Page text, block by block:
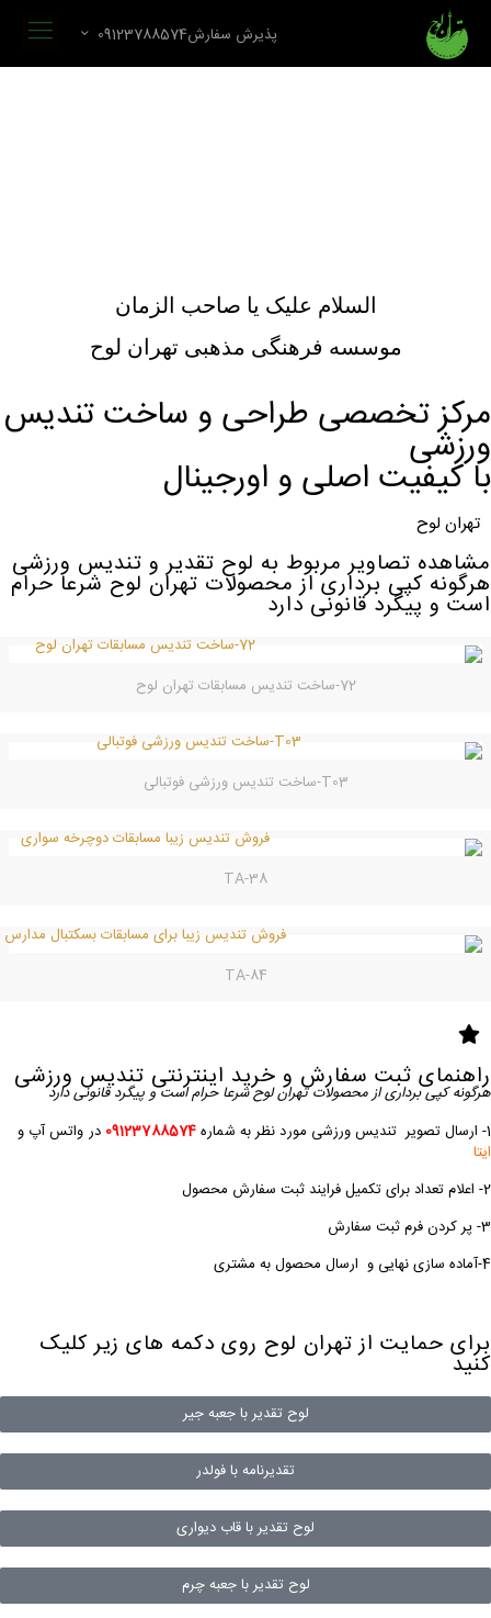
پذیرش سفارش09123788574
السلام علیک یا صاحب الزمان
موسسه فرهنگی مذهبی تهران لوح
مرکز تخصصی طراحی و ساخت تندیس
ورزشی
با کیفیت اصلی و اورجینال
تهران لوح
مشاهده تصاویر مربوط به لوح تقدیر و تندیس ورزشی
هرگونه کپی برداری از محصولات تهران لوح شرعا حرام
است و پیگرد قانونی دارد
72-ساخت تندیس مسابقات تهران لوح
T03-ساخت تندیس ورزشی فوتبالی
TA-38
TA-84
راهنمای ثبت سفارش و خرید اینترنتی تندیس ورزشی
هرگونه کپی برداری از محصولات تهران لوح شرعا حرام است و پیگرد قانونی دارد
1- ارسال تصویر
تندیس ورزشی مورد نظر به شماره09123788574
در واتس آپ و
ایتا
2- اعلام تعداد برای تکمیل فرایند ثبت سفارش محصول
3- پر کردن فرم ثبت سفارش
4-آماده سازی نهایی و ارسال محصول به مشتری
برای حمایت از تهران لوح روی دکمه های زیر کلیک
کنید
لوح تقدیر با جعبه جیر
تقدیرنامه با فولدر
لوح تقدیر با قاب دیواری
لوح تقدیر با جعبه چرم